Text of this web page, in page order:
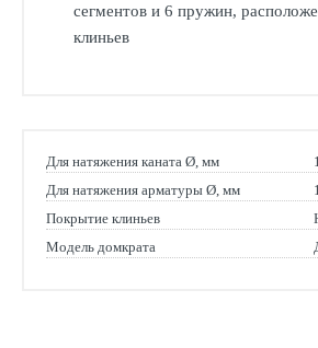
сегментов и 6 пружин,
клиньев
Для натяжения каната Ø, мм
Для натяжения арматуры Ø, мм
Покрытие клиньев
Модель домкрата